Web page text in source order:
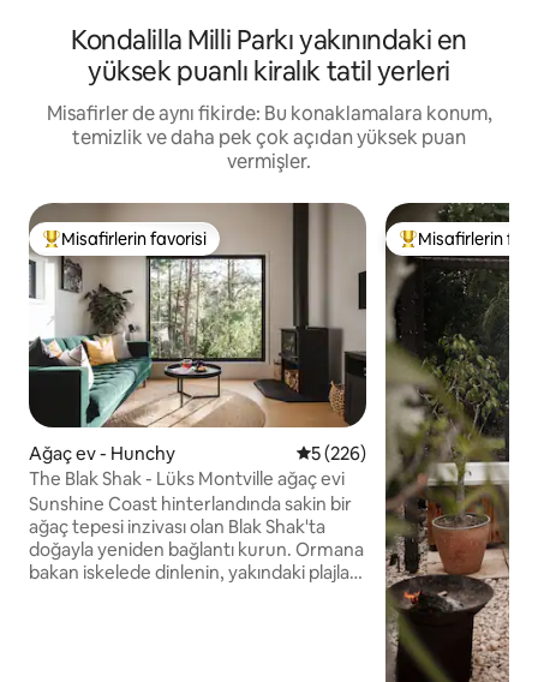
Kondalilla Milli Parkı yakınındaki en
yüksek puanlı kiralık tatil yerleri
Misafirler de aynı fikirde: Bu konaklamalara konum,
temizlik ve daha pek çok açıdan yüksek puan
vermişler.
Misafirlerin favorilerinden en beğenilenler arasında
Misafirlerin favorisi
Ağaç ev - Hunchy 5 üzerinden ortalama 5
5 (226)
The Blak Shak - Lüks Montville ağaç evi
Sunshine Coast hinterlandında sakin bir
ağaç tepesi inzivası olan Blak Shak'ta
doğayla yeniden bağlantı kurun. Ormana
bakan iskelede dinlenin, yakındaki plajları
Misafirlerin
Misafirlerin